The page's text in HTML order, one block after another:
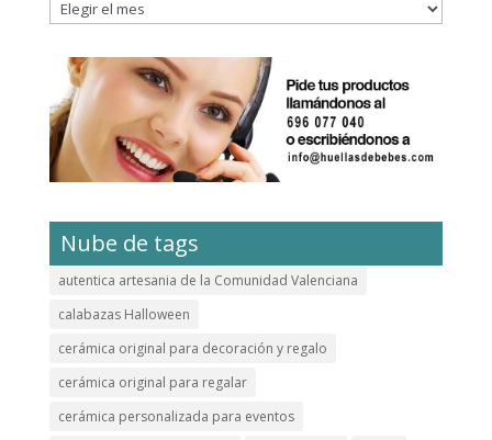
Archivos
Nube de tags
autentica artesania de la Comunidad Valenciana
calabazas Halloween
cerámica original para decoración y regalo
cerámica original para regalar
cerámica personalizada para eventos